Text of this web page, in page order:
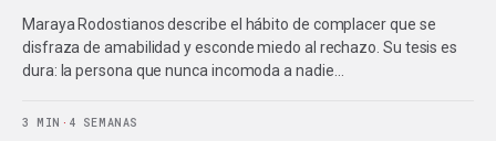
Maraya Rodostianos describe el hábito de complacer que se
disfraza de amabilidad y esconde miedo al rechazo. Su tesis es
dura: la persona que nunca incomoda a nadie…
3 MIN · 4 SEMANAS